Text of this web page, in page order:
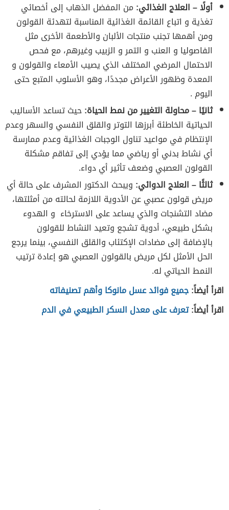
أولًا – العلاج الغذائي: من المفضل الذهاب إلى أخصائي
تغذية و اتباع القائمة الغذائية المناسبة لتهدئة القولون
ومن أهمها تجنب منتجات الألبان والأطعمة الأخرى مثل
الفاصوليا و العنب و التمر و الزبيب وغيرهم، مع فحص
الاحتمال المرضي المختلف الذي يصيب الأمعاء والقولون و
المعدة وظهور الأعراض مجددًا، وهو الأسلوب المتبع حتى
اليوم .
ثانيًا – محاولة التغيير من نمط الحياة:حيث تساعد الأساليب
الحياتية الخاطئة أبرزها التوتر والقلق النفسي والسهر وعدم
الإنتظام في مواعيد تناول الوجبات الغذائية وعدم ممارسة
أي نشاط بدني أو رياضي مما يؤدي إلى تفاقم مشكلة
القولون العصبي وضعف تأثير أي دواء.
ثالثًا – العلاج الدوائي: ويبحث الدكتور المشرف على حالة أي
مريض قولون عصبي عن الأدوية اللازمة لحالته من أمثلتها،
مضاد التشنجات والذي يساعد على الاسترخاء و الهدوء
بشكل طبيعي، أدوية تشجع وتعيد النشاط للقولون
بالإضافة إلى مضادات الإكتئاب والقلق النفسي، بينما يرجع
الحل الأمثل لكل مريض بالقولون العصبي هو إعادة ترتيب
النمط الحياتي له.
اقرأ أيضاً:جميع فوائد عسل مانوكا وأهم تصنيفاته
اقرأ أيضاً:تعرف على معدل السكر الطبيعي في الدم